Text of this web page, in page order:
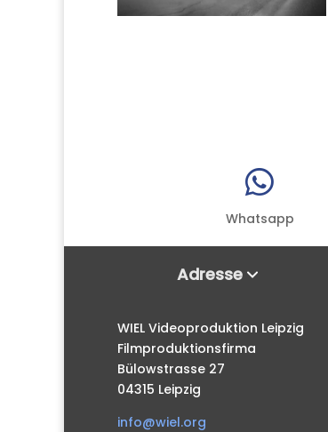

Whatsapp
Adresse
WIEL Videoproduktion Leipzig
Filmproduktionsfirma
Bülowstrasse 27
04315 Leipzig
info@wiel.org